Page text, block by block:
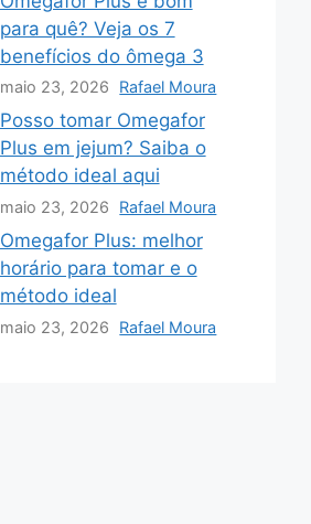
para quê? Veja os 7
benefícios do ômega 3
maio 23, 2026 Rafael Moura
Posso tomar Omegafor
Plus em jejum? Saiba o
método ideal aqui
maio 23, 2026 Rafael Moura
Omegafor Plus: melhor
horário para tomar e o
método ideal
maio 23, 2026 Rafael Moura